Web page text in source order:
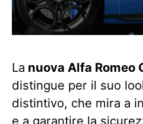
La nuova Alfa Romeo
distingue per il suo
distintivo, che mira a
e a garantire la